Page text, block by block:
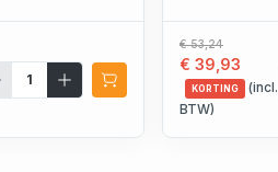
€ 53,24
€ 39,93
KORTING
(incl.
BTW)